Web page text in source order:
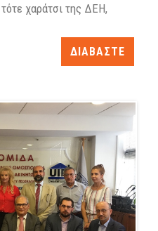
χαράτσι της ΔΕΗ,
ΔΙΑΒΑΣΤΕ